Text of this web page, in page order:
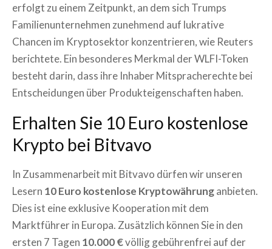
erfolgt zu einem Zeitpunkt, an dem sich Trumps
Familienunternehmen zunehmend auf lukrative
Chancen im Kryptosektor konzentrieren, wie Reuters
berichtete. Ein besonderes Merkmal der WLFI-Token
besteht darin, dass ihre Inhaber Mitspracherechte bei
Entscheidungen über Produkteigenschaften haben.
Erhalten Sie 10 Euro kostenlose
Krypto bei Bitvavo
In Zusammenarbeit mit Bitvavo dürfen wir unseren
Lesern 10 Euro kostenlose Kryptowährunganbieten.
Dies ist eine exklusive Kooperation mit dem
Marktführer in Europa. Zusätzlich können Sie in den
ersten 7 Tagen 10.000 €völlig gebührenfrei auf der